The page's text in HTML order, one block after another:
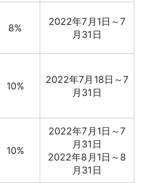
8%
2022年7月1日～7
月31日
10%
2022年7月18日～7
月31日
10%
2022年7月1日～7
月31日
2022年8月1日～8
月31日